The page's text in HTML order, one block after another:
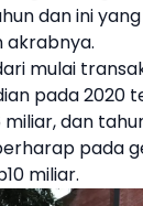
dan ini
akrabnya.
mulai
pada 2020
miliar, dan
pada
miliar.